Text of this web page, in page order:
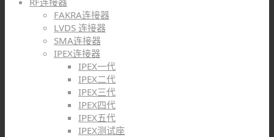
FAKRA连接器
LVDS 连接器
SMA连接器
IPEX连接器
IPEX一代
IPEX二代
IPEX三代
IPEX四代
IPEX五代
IPEX测试座